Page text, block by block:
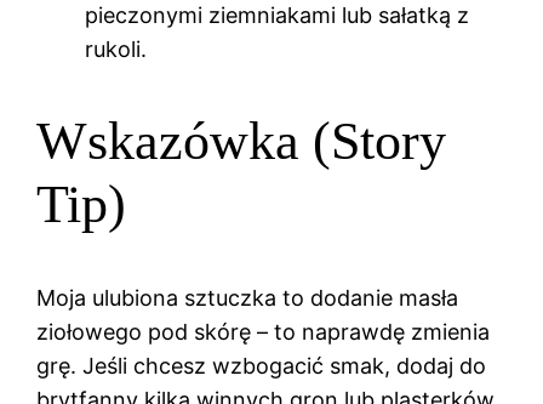
pieczonymi ziemniakami lub sałatką z
rukoli.
Wskazówka (Story
Tip)
Moja ulubiona sztuczka to dodanie masła
ziołowego pod skórę – to naprawdę zmienia
grę. Jeśli chcesz wzbogacić smak, dodaj do